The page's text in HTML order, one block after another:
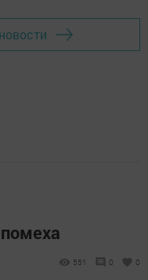
551 0 0